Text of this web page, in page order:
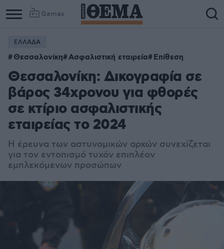
Games
ΕΛΛΑΔΑ
Θεσσαλονίκη Ασφαλιστική εταιρεία Επίθεση
Θεσσαλονίκη: Δικογραφία σε
βάρος 34χρονου για φθορές
σε κτίριο ασφαλιστικής
εταιρείας το 2024
Η έρευνα των αστυνομικών αρχών συνεχίζεται
για τον εντοπισμό τυχόν επιπλέον
εμπλεκόμενων προσώπων